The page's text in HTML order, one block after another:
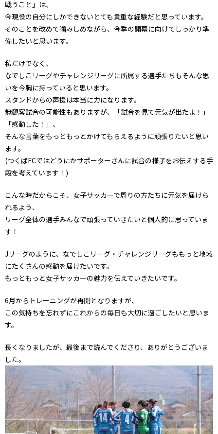
戦うこと」は、
今現役の自分にしかできないとても貴重な経験だと思っています。
そのことを改めて噛みしめながら、今季の開幕に向けてしっかり準
備したいと思います。
私だけでなく、
なでしこリーグやチャレンジリーグに所属する選手たちもそんな思
いを今胸に持っていると思います。
スタンドからの声援は本当に力になります。
無観客試合の可能性もありますが、「試合を見て元気が出たよ！」
「感動した！」、
そんな言葉をもっともっとかけてもらえるように頑張りたいと思い
ます。
(つくばFCではどうにかサポーターさんに試合の様子をお伝えする手
段を考えています！)
こんな時だからこそ、女子サッカーで周りの方たちに元気を届けら
れるよう、
リーグ全体の選手みんなで頑張っていきたいと個人的に思っていま
す！
Jリーグのように、なでしこリーグ・チャレンジリーグももっと地域
にたくさんの感動を届けたいです。
もっともっと女子サッカーの魅力を伝えていきたいです。
6月からトレーニングが再開となりますが、
この気持ちを忘れずにこれからの毎日も大切に過ごしたいと思いま
す。
長くなりましたが、最後まで読んでくださり、ありがとうございま
した。